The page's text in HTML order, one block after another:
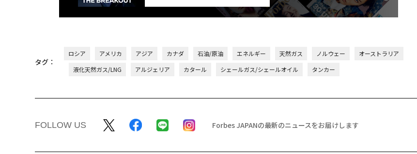
タグ：
ロシア アメリカ アジア カナダ 石油/原油 エネルギー 天然ガス ノルウェー
オーストラリア
液化天然ガス/LNG
アルジェリア カタール シェールガス/シェールオイル タンカー
FOLLOW US Forbes JAPANの最新のニュースをお届けします